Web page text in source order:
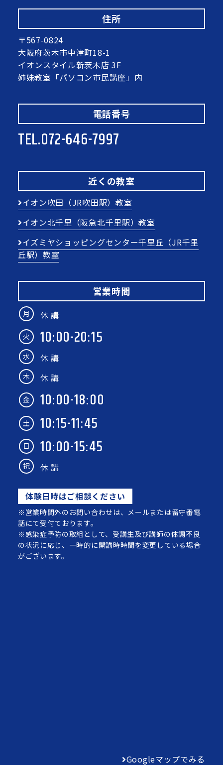
住所
〒567-0824
大阪府茨木市中津町18-1
イオンスタイル新茨木店 3F
姉妹教室「パソコン市民講座」内
電話番号
TEL.072-646-7997
近くの教室
イオン吹田（JR吹田駅）教室
イオン北千里（阪急北千里駅）教室
イズミヤショッピングセンター千里丘（JR千里
丘駅）教室
営業時間
月 休 講
火 10:00-20:15
水 休 講
木 休 講
金 10:00-18:00
土 10:15-11:45
日 10:00-15:45
祝 休 講
体験日時はご相談ください
※営業時間外のお問い合わせは、メールまたは留守番電
話にて受付ております。
※感染症予防の取組として、受講生及び講師の体調不良
の状況に応じ、一時的に開講時時間を変更している場合
がございます。
Googleマップでみる